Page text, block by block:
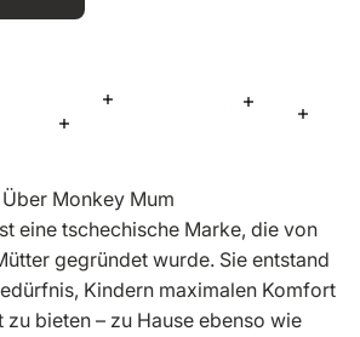
Mehr
InformationenMehr Informationen
Über Monkey Mum
eine tschechische Marke, die von
gegründet wurde. Sie entstand
Kindern maximalen Komfort
zu bieten – zu Hause ebenso wie